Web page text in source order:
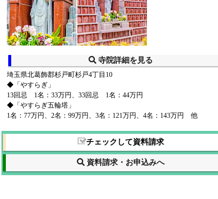
寺院詳細を見る
埼玉県北葛飾郡杉戸町杉戸4丁目10
◆「やすらぎ」
13回忌 1名：33万円、33回忌 1名：44万円
◆「やすらぎ五輪塔」
1名：77万円、2名：99万円、3名：121万円、4名：143万円 他
チェックして資料請求
資料請求・お申込みへ